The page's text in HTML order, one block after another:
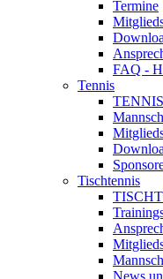
Termine
FAQ -
Tennis
TENNIS
Tischtennis
News